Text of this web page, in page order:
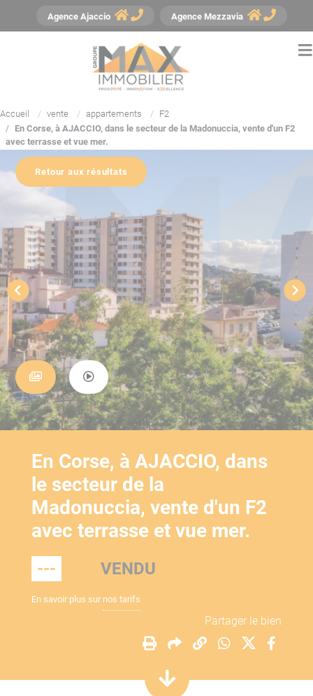
Agence Ajaccio Agence Mezzavia
Accueil vente appartements
F2
En Corse, à AJACCIO, dans le secteur de la Madonuccia, vente d'un F2
avec terrasse et vue mer.
YouTube est désactivé. Autoriser
Retour aux résultats
En Corse, à AJACCIO, dans
le secteur de la
Madonuccia, vente d'un F2
avec terrasse et vue mer.
--- VENDU
En savoir plus sur nos tarifs
Partager le bien
Panneau de gestion des cookies